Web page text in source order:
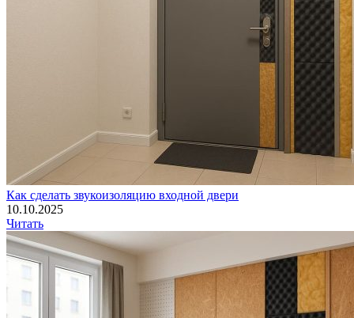
Как сделать звукоизоляцию входной двери
10.10.2025
Читать